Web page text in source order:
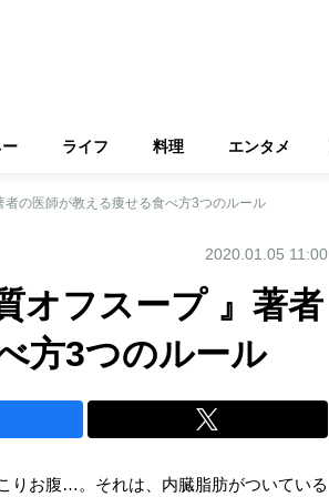
ライフ 料理 エンタメ
者の医師が教える痩せる食べ方3つのルール
2020.01.05 11:00
オフスープ 』著者
方3つのルール
りお腹…。それは、内臓脂肪がついている